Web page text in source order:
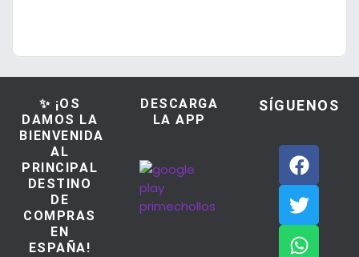
✨ ¡OS
DAMOS LA
BIENVENIDA
AL
PRINCIPAL
DESTINO
DE
COMPRAS
EN
ESPAÑA!
DESCARGA
LA APP
SÍGUENOS